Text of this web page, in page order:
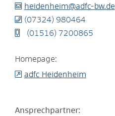
heidenheim@adfc-bw.de
(07324) 980464
(01516) 7200865
Homepage:
adfc Heidenheim
Ansprechpartner: